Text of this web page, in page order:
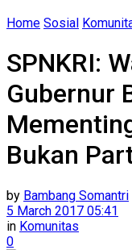
Home Sosial
SPNKRI:
Gubernur
Bukan
by Bambang Somantri
5 March 2017 05:41
in Komunitas
0